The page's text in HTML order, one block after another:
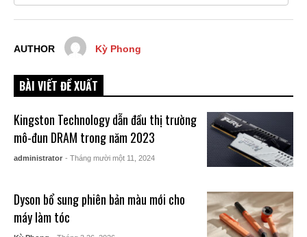
AUTHOR Kỳ Phong
BÀI VIẾT ĐỀ XUẤT
Kingston Technology dẫn đầu thị trường
mô-đun DRAM trong năm 2023
administrator - Tháng mười một 11, 2024
Dyson bổ sung phiên bản màu mới cho
máy làm tóc